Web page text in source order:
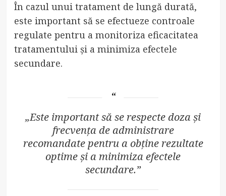
În cazul unui tratament de lungă durată,
este important să se efectueze controale
regulate pentru a monitoriza eficacitatea
tratamentului și a minimiza efectele
secundare.
„Este important să se respecte doza și
frecvența de administrare
recomandate pentru a obține rezultate
optime și a minimiza efectele
secundare.”